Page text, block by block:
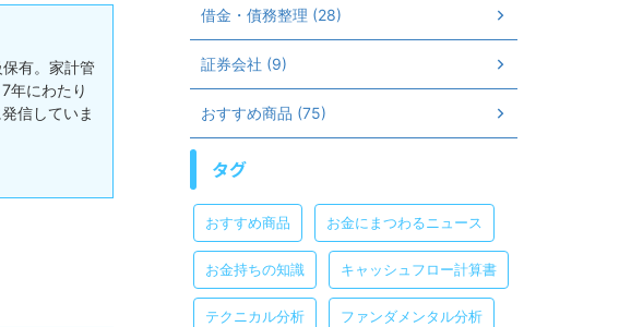
有。家計管
年にわたり
信していま
借金・債務整理 (28)
証券会社 (9)
おすすめ商品 (75)
タグ
おすすめ商品 お金にまつわるニュース
お金持ちの知識 キャッシュフロー計算書
テクニカル分析 ファンダメンタル分析